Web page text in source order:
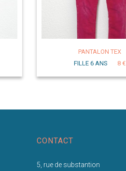
PANTALON TEX
FILLE 6 ANS
8 €
CONTACT
5, rue de substantion